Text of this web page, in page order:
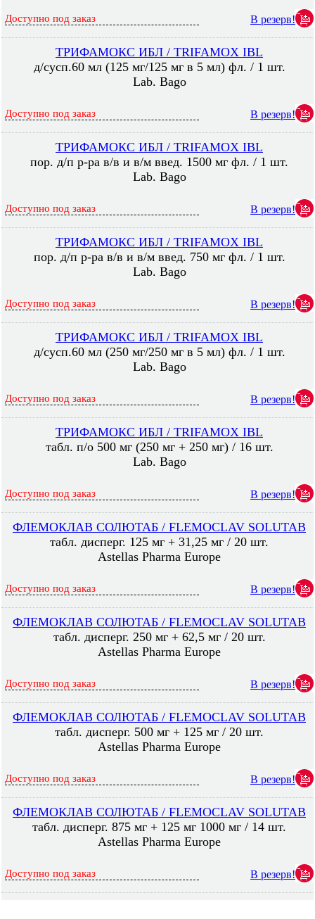
Доступно под заказ В резерв!
ТРИФАМОКС ИБЛ / TRIFAMOX IBL
д/сусп.60 мл (125 мг/125 мг в 5 мл) фл. / 1 шт.
Lab. Bago
Доступно под заказ В резерв!
ТРИФАМОКС ИБЛ / TRIFAMOX IBL
пор. д/п р-ра в/в и в/м введ. 1500 мг фл. / 1 шт.
Lab. Bago
Доступно под заказ В резерв!
ТРИФАМОКС ИБЛ / TRIFAMOX IBL
пор. д/п р-ра в/в и в/м введ. 750 мг фл. / 1 шт.
Lab. Bago
Доступно под заказ В резерв!
ТРИФАМОКС ИБЛ / TRIFAMOX IBL
д/сусп.60 мл (250 мг/250 мг в 5 мл) фл. / 1 шт.
Lab. Bago
Доступно под заказ В резерв!
ТРИФАМОКС ИБЛ / TRIFAMOX IBL
табл. п/о 500 мг (250 мг + 250 мг) / 16 шт.
Lab. Bago
Доступно под заказ В резерв!
ФЛЕМОКЛАВ СОЛЮТАБ / FLEMOСLAV SOLUTAB
табл. дисперг. 125 мг + 31,25 мг / 20 шт.
Astellas Pharma Europe
Доступно под заказ В резерв!
ФЛЕМОКЛАВ СОЛЮТАБ / FLEMOСLAV SOLUTAB
табл. дисперг. 250 мг + 62,5 мг / 20 шт.
Astellas Pharma Europe
Доступно под заказ В резерв!
ФЛЕМОКЛАВ СОЛЮТАБ / FLEMOСLAV SOLUTAB
табл. дисперг. 500 мг + 125 мг / 20 шт.
Astellas Pharma Europe
Доступно под заказ В резерв!
ФЛЕМОКЛАВ СОЛЮТАБ / FLEMOСLAV SOLUTAB
табл. дисперг. 875 мг + 125 мг 1000 мг / 14 шт.
Astellas Pharma Europe
Доступно под заказ В резерв!